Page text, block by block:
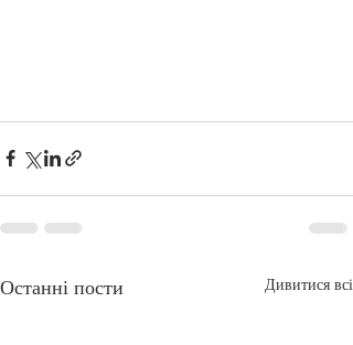
Останні пости Дивитися всі